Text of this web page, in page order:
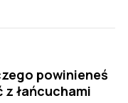
powinieneś
z łańcuchami